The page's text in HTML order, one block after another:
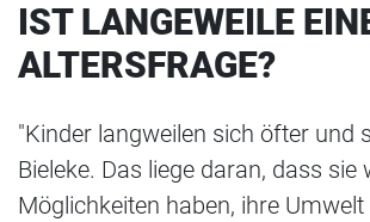
IST LANGEWEILE
ALTERSFRAGE?
"Kinder langweilen sich öfter und
Bieleke. Das liege daran, dass sie
Möglichkeiten haben, ihre